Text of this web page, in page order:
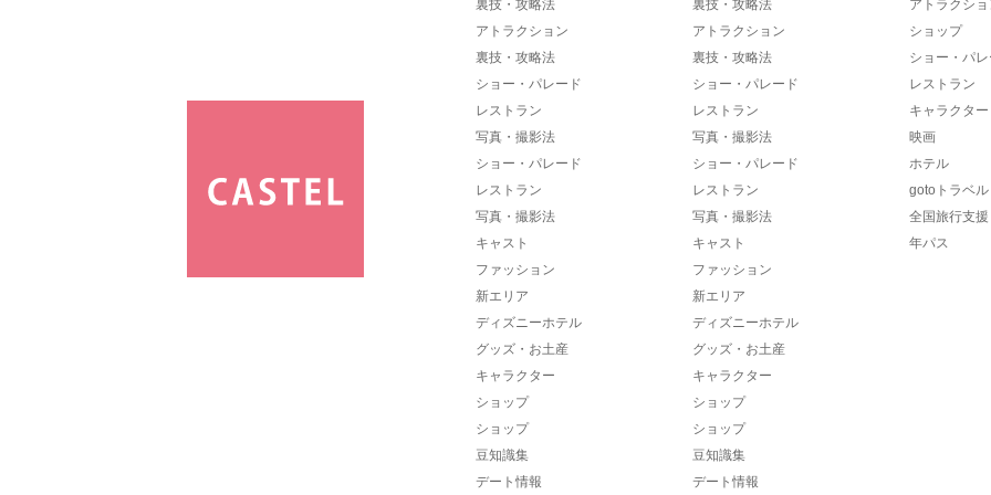
裏技・攻略法
アトラクション
裏技・攻略法
ショー・パレード
レストラン
写真・撮影法
ショー・パレード
レストラン
写真・撮影法
キャスト
ファッション
新エリア
ディズニーホテル
グッズ・お土産
キャラクター
ショップ
ショップ
豆知識集
デート情報
裏技・攻略法
アトラクション
裏技・攻略法
ショー・パレード
レストラン
写真・撮影法
ショー・パレード
レストラン
写真・撮影法
キャスト
ファッション
新エリア
ディズニーホテル
グッズ・お土産
キャラクター
ショップ
ショップ
豆知識集
デート情報
アトラクシ
ショップ
ショー・パ
レストラン
キャラクター
映画
ホテル
gotoトラベル
全国旅行支援
年パス